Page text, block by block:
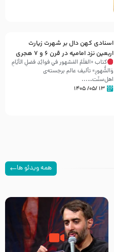
اسنادی کهن دال بر شهرت زیارت
اربعین نزد امامیه در قرن ۶ و ۷ هجری
کتاب «العَلَمُ المَشهور في فَوائِدِ فَضلِ الأيّامِ
وَالشُّهورِ» تألیف عالم برجسته‌ی
اهل‌سنّت…...
۱۳ /۰۵/ ۱۴۰۵
همه ویدئو ها